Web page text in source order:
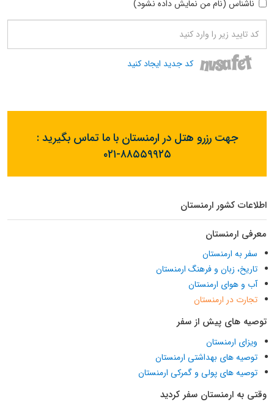
ناشناس (نام من نمایش داده نشود)
کد جدید ایجاد کنید
جهت رزرو هتل در ارمنستان با ما تماس بگیرید :
۰۲۱-۸۸۵۵۹۹۲۵
اطلاعات کشور ارمنستان
معرفی ارمنستان
سفر به ارمنستان
تاریخ، زبان و فرهنگ ارمنستان
آب و هوای ارمنستان
تجارت در ارمنستان
توصیه های پیش از سفر
ویزای ارمنستان
توصیه های بهداشتی ارمنستان
توصیه های پولی و گمرکی ارمنستان
وقتی به ارمنستان سفر کردید